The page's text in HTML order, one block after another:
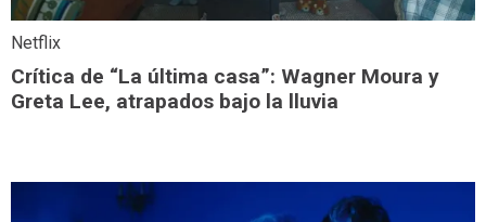
Netflix
Crítica de “La última casa”: Wagner Moura y
Greta Lee, atrapados bajo la lluvia